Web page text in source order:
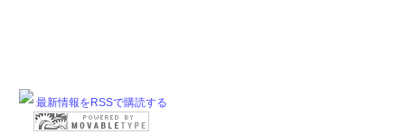
最新情報をRSSで購読する